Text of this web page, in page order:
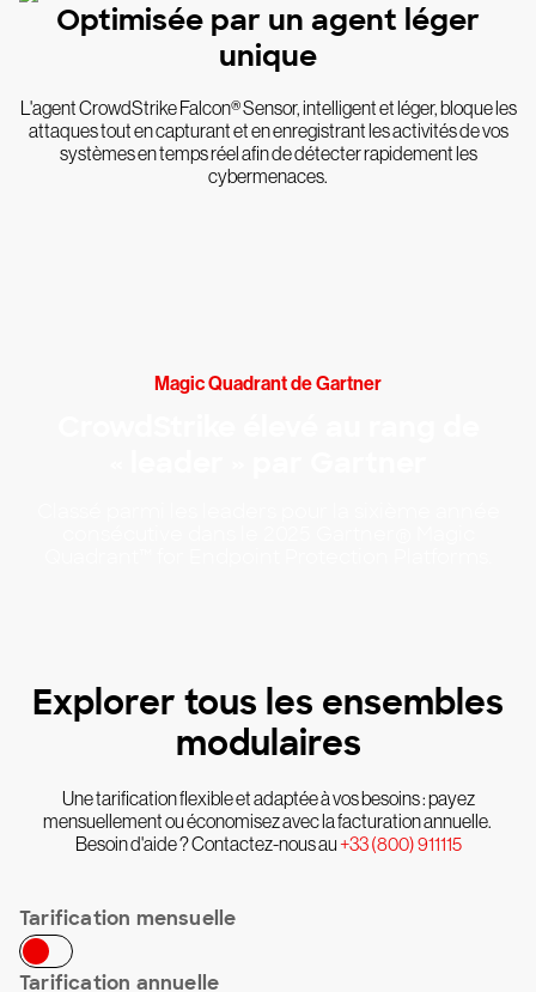
Optimisée par un agent léger
unique
L'agent CrowdStrike Falcon® Sensor, intelligent et léger, bloque les
attaques tout en capturant et en enregistrant les activités de vos
systèmes en temps réel afin de détecter rapidement les
cybermenaces.
Magic Quadrant de Gartner
Explorer tous les ensembles
modulaires
Une tarification flexible et adaptée à vos besoins : payez
mensuellement ou économisez avec la facturation annuelle.
Besoin d'aide ? Contactez-nous au+33 (800) 911115
Tarification mensuelle
Tarification annuelle